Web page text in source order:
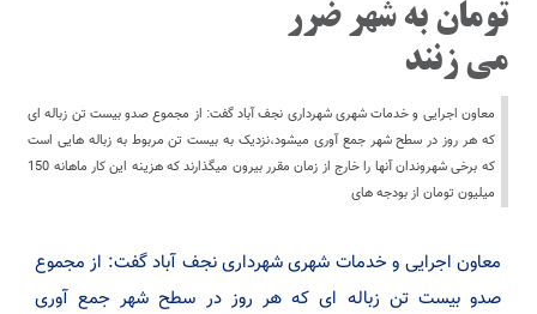
تومان به شهر ضرر
می زنند
معاون اجرایی و خدمات شهری شهرداری نجف آباد گفت: از مجموع صدو بیست تن زباله ای
که هر روز در سطح شهر جمع آوری میشود،نزدیک به بیست تن مربوط به زباله هایی است
که برخی شهروندان آنها را خارج از زمان مقرر بیرون میگذارند که هزینه این کار ماهانه 150
میلیون تومان از بودجه های
معاون اجرایی و خدمات شهری شهرداری نجف آباد گفت: از مجموع
صدو بیست تن زباله ای که هر روز در سطح شهر جمع آوری